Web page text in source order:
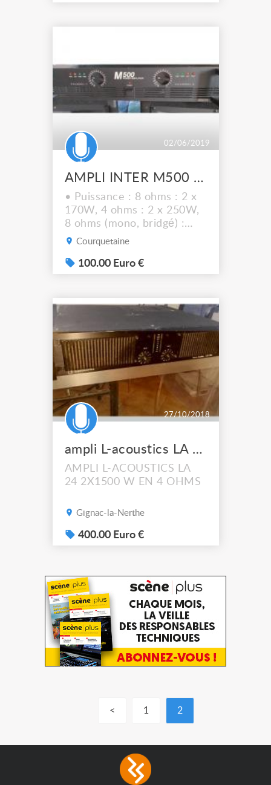
Mode stéréo / 2 x
Sensitivity 1.026Vrms
Frequency Resp.10Hz-
40kHz, +0/-1dB Damping
Factor&...
02/06/2019
AMPLI INTER M500 PLUS
• Puissance : 8 ohms : 2 x
170W, 4 ohms : 2 x 250W,
8 ohms (mono, bridgé) :
460W (@ 0.05 T.H.D.),
Rapport signal/bruit :
≥100dB • Réponse en
(±0,5 dB) • Distorsion :
≤0.1% • Sensibilité d’entrée
: 0dBm (4Ω à 1kHz)
Courquetaine
100.00 Euro €
27/10/2018
ampli L-acoustics LA 24
AMPLI L-ACOUSTICS LA
24 2X1500 W EN 4 OHMS
Gignac-la-Nerthe
400.00 Euro €
< 1 2